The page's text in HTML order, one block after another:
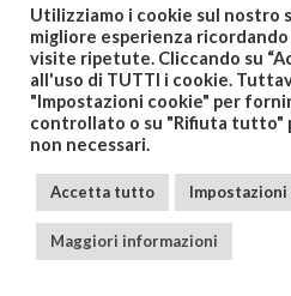
Utilizziamo i cookie sul nostro
migliore esperienza
visite ripetute. Cliccando su
all'uso di TUTTI i cookie.
"Impostazioni cookie" per
controllato o su "Rifiuta
non necessari.
Accetta tutto Impostazioni
Maggiori informazioni